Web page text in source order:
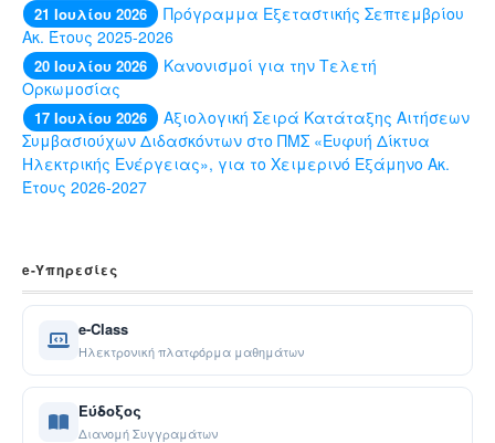
21 Ιουλίου 2026
Πρόγραμμα Εξεταστικής Σεπτεμβρίου
Ακ. Έτους 2025-2026
20 Ιουλίου 2026
Κανονισμοί για την Τελετή
Ορκωμοσίας
17 Ιουλίου 2026
Αξιολογική Σειρά Κατάταξης Αιτήσεων
Συμβασιούχων Διδασκόντων στο ΠΜΣ «Ευφυή Δίκτυα
Ηλεκτρικής Ενέργειας», για το Χειμερινό Εξάμηνο Ακ.
Έτους 2026-2027
e-Yπηρεσίες
e-Class
Ηλεκτρονική πλατφόρμα μαθημάτων
Εύδοξος
Διανομή Συγγραμάτων